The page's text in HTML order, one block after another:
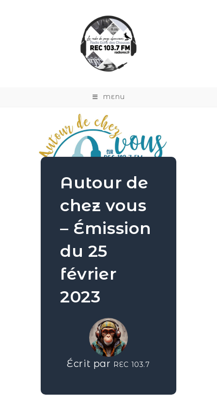
MENU
Autour de
chez vous
– Émission
du 25
février
2023
Écrit par REC 103.7